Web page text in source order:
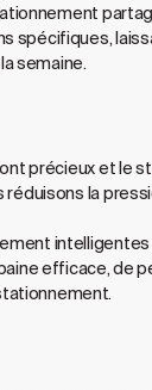
semaine.
précieux et
la
efficace, de